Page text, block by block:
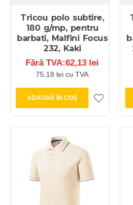
Tricou polo subtire,
180 g/mp, pentru
barbati, Malfini Focus
232, Kaki
Fără TVA:62,13 lei
75,18 lei cu TVA
ADAUGĂ ÎN COŞ